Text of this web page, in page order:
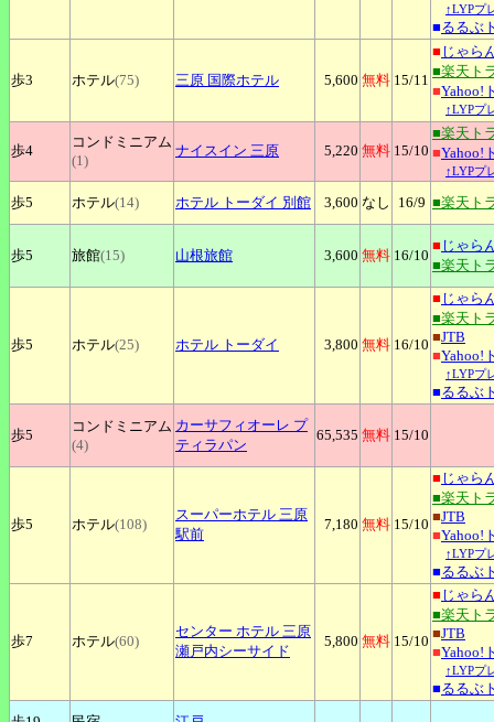
↑LYPプ
■るるぶ
歩3 ホテル(75) 三原 国際ホテル 5,600 無料 15/11
■ じゃら
■楽天ト
■Yahoo!
↑LYPプ
歩4
コンドミニアム
(1)
ナイスイン 三原 5,220 無料 15/10
■楽天ト
■Yahoo!
↑LYPプ
歩5 ホテル(14) ホテル トーダイ 別館 3,600 なし 16/9 ■楽天ト
歩5 旅館(15) 山根旅館 3,600 無料 16/10
■ じゃら
■楽天ト
歩5 ホテル(25) ホテル トーダイ 3,800 無料 16/10
■ じゃら
■楽天ト
■JTB
■Yahoo!
↑LYPプ
■るるぶ
歩5
コンドミニアム
(4)
カーサフィオーレ プ
ティラパン
65,535 無料 15/10
歩5 ホテル(108)
スーパーホテル 三原
駅前
7,180 無料 15/10
■ じゃら
■楽天ト
■JTB
■Yahoo!
↑LYPプ
■るるぶ
歩7 ホテル(60)
センター ホテル 三原
瀬戸内シーサイド
5,800 無料 15/10
■ じゃら
■楽天ト
■JTB
■Yahoo!
↑LYPプ
■るるぶ